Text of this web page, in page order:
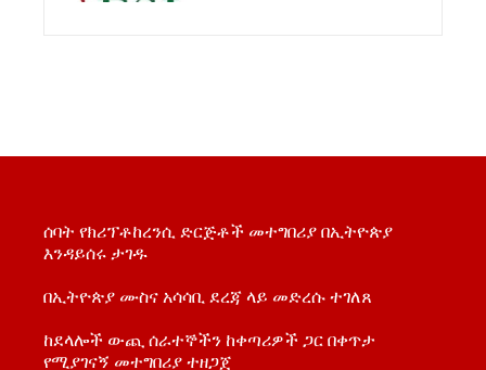
ሰባት የክሪፕቶከረንሲ ድርጅቶች መተግበሪያ በኢትዮጵያ
እንዳይሰሩ ታገዱ
በኢትዮጵያ ሙስና አሳሳቢ ደረጃ ላይ መድረሱ ተገለጸ
ከደላሎች ውጪ ሰራተኞችን ከቀጣሪዎች ጋር በቀጥታ
የሚያገናኝ መተግበሪያ ተዘጋጀ